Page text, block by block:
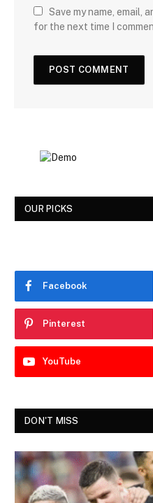
Save my name, email,
for the next time I
OUR PICKS
Facebook
Pinterest
YouTube
DON'T MISS